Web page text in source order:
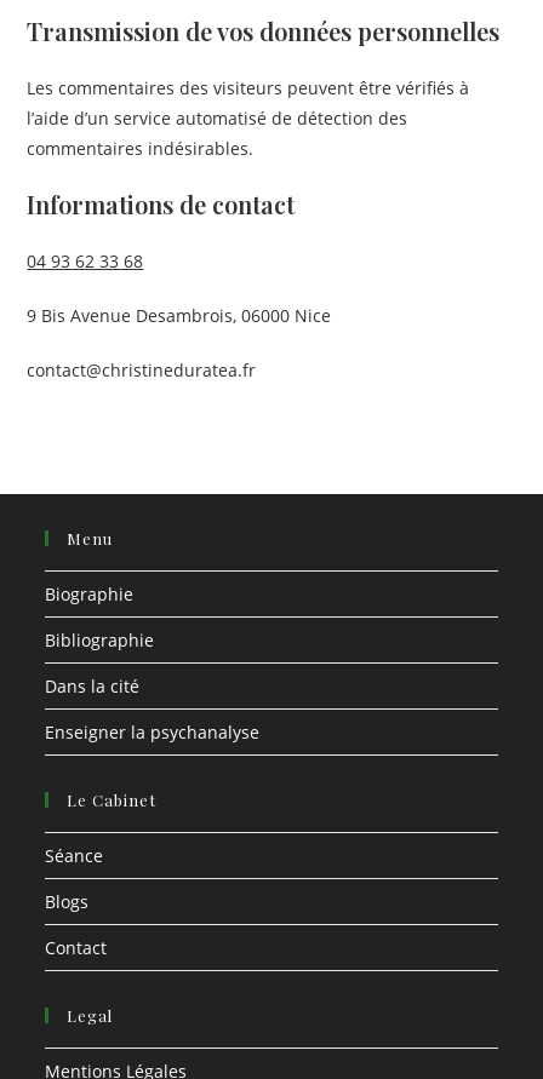
Transmission de vos données personnelles
Les commentaires des visiteurs peuvent être vérifiés à
l’aide d’un service automatisé de détection des
commentaires indésirables.
Informations de contact
04 93 62 33 68
9 Bis Avenue Desambrois, 06000 Nice
contact@christineduratea.fr
Menu
Biographie
Bibliographie
Dans la cité
Enseigner la psychanalyse
Le Cabinet
Séance
Blogs
Contact
Legal
Mentions Légales